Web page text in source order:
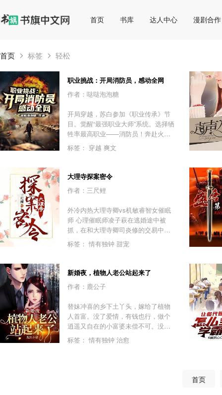
首页 书库 达人中心 漫剧合作
首页 标签 轻松
职业挑战：开局消防员，感动全网
作者：哒哒泡泡糖
开局穿越，苏白参加《职业传承》节
目。觉醒“最强职业大师”系统。选择牺
牲率最高职业——消防员！奔赴火
海，徒手攀爬摩天大楼，红色身影震
撼全网！每一个职业都值得我们尊
业的世界，苏白要用自己的行动，向
所有人宣告！哪有什么岁月静好，是
他们在替你们负重前行！【缉毒警
……（极致爽文，有感动、有温馨、
绝对不虐）
标签： 穿越 爽文
大理寺探案密令
作者：三尺鲤
外冷内热大理寺卿vs机敏睿智女催眠
师 心理催眠师凌子萩在逃婚途中被
抓，在和大理寺卿司炎修的交易中，
破获一起起耸人听闻的惊天大案。 贡
品女尸、荆州老妇...随着更多的案件
世秘闻终于浮出水面。
标签： 情有独钟 甜宠
新婚夜，植物人老公站起来了
作者：鹿公子
替妹冲喜的乡下土丫头，嫁给了植物
人首富。没了爱情，有钱也行，做个
逍遥又自在的小富婆未偿不可。没想
到，植物人老公突然站起来了。“听
说，你到处跟人说，我中看不中用？
标签： 情有独钟 治愈
首页